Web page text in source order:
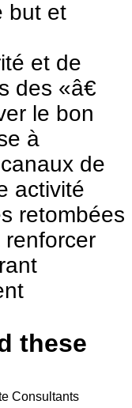
but et
et de
des «â€
le bon
à
de
activité
retombées
these
Consultants